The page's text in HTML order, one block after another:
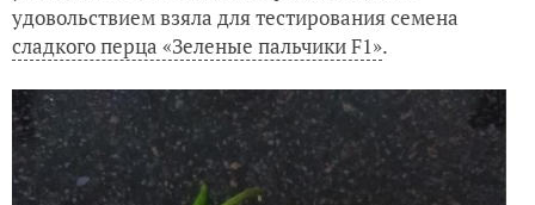
удовольствием взяла для тестирования семена
сладкого перца «Зеленые пальчики F1».